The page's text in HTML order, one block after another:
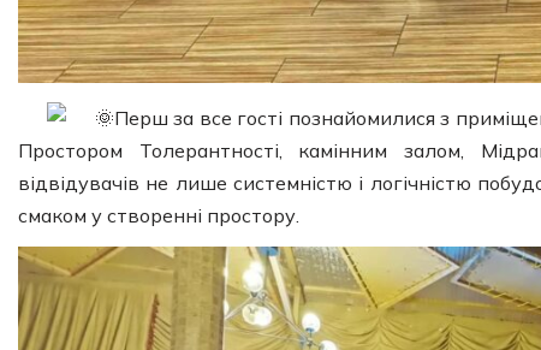
Перш за все гості познайомилися з
Простором Толерантності, камінним залом,
відвідувачів не лише системністю і логічністю
смаком у створенні простору.